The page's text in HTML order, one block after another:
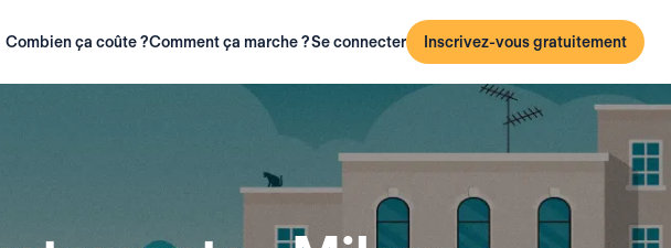
Combien ça coûte ?Comment ça marche ?Se connecter Inscrivez-vous gratuitement